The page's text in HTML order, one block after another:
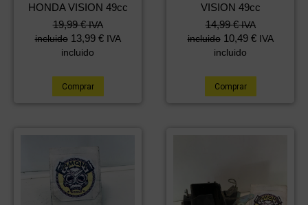
HONDA VISION 49cc
19,99€ IVA
incluido 13,99 € IVA
incluido
Comprar
VISION 49cc
14,99€ IVA
incluido 10,49 € IVA
incluido
Comprar